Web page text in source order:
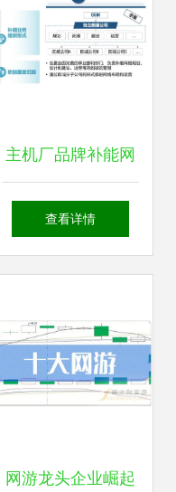
主机厂品牌补能网
络发展白皮书 运筹
——网络技术开发
路径与部署策略
查看详情
网游龙头企业崛起